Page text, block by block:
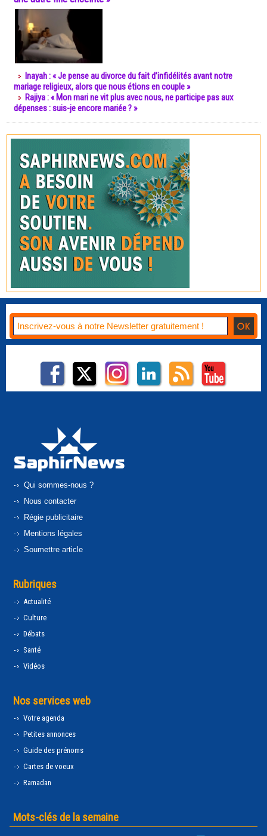
Inayah : « Je pense au divorce du fait d’infidélités avant notre
mariage religieux, alors que nous étions en couple »
Rajiya : « Mon mari ne vit plus avec nous, ne participe pas aux
dépenses : suis-je encore mariée ? »
Qui sommes-nous ?
Nous contacter
Régie publicitaire
Mentions légales
Soumettre article
Rubriques
Actualité
Culture
Débats
Santé
Vidéos
Nos services web
Votre agenda
Petites annonces
Guide des prénoms
Cartes de voeux
Ramadan
Mots-clés de la semaine